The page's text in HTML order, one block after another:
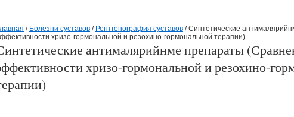
/ Болезни суставов / Рентгенография суставов /Синтетические
хризо-гормональной и резохино-гормональной терапии)
антималярийнме препараты
хризо-гормональной и резохино-